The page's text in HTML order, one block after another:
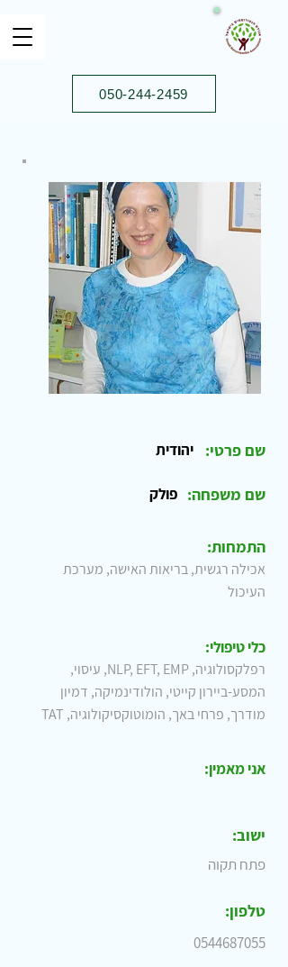
050-244-2459⁩
יהודית שם פרטי:
פולק שם משפחה:
התמחות:
אכילה רגשית, בריאות האישה, מערכת
העיכול
כלי טיפולי:
רפלקסולוגיה, NLP, EFT, EMP, עיסוי,
המסע-ביירון קייטי, הולודינמיקה, דמיון
מודרך, פרחי באך, הומוטוקסיקולוגיה, TAT
אני מאמין:
ישוב:
פתח תקוה
טלפון:
0544687055